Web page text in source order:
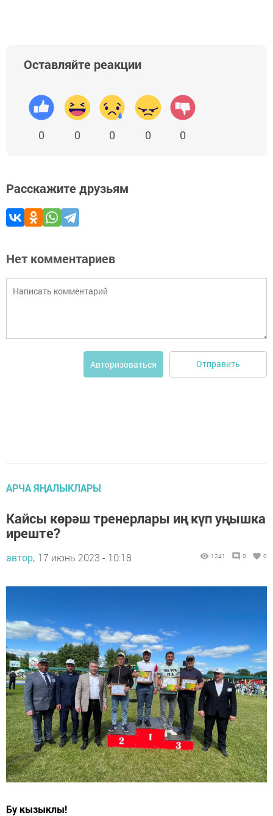
Оставляйте реакции
0 0 0 0 0
Расскажите друзьям
Нет комментариев
Авторизоваться Отправить
АРЧА ЯҢАЛЫКЛАРЫ
Кайсы көрәш тренерлары иң күп уңышка
иреште?
автор, 17 июнь 2023 - 10:18 1241 0 0
Бу кызыклы!